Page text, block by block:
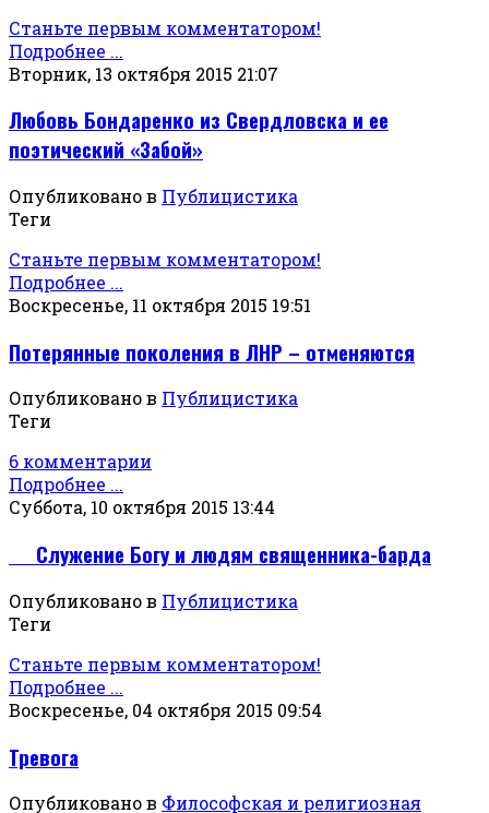
Станьте первым комментатором!
Подробнее ...
Вторник, 13 октября 2015 21:07
Любовь Бондаренко из Свердловска и ее
поэтический «Забой»
Опубликовано в Публицистика
Теги
Станьте первым комментатором!
Подробнее ...
Воскресенье, 11 октября 2015 19:51
Потерянные поколения в ЛНР – отменяются
Опубликовано в Публицистика
Теги
6 комментарии
Подробнее ...
Суббота, 10 октября 2015 13:44
Служение Богу и людям священника-барда
Опубликовано в Публицистика
Теги
Станьте первым комментатором!
Подробнее ...
Воскресенье, 04 октября 2015 09:54
Тревога
Опубликовано в Философская и религиозная